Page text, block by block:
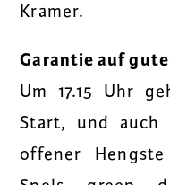
Kramer.
Garantie auf
Um 17.15 Uhr
Start, und
offener